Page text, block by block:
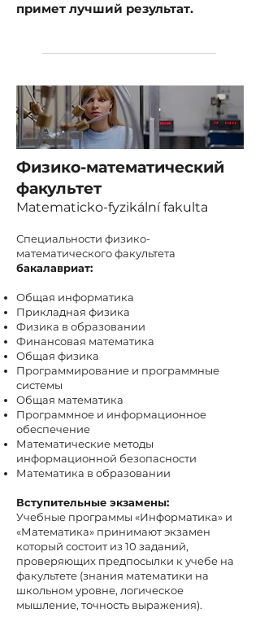
примет лучший результат.
Физико-математический
факультет
Matematicko-fyzikální fakulta
Специальности физико-
математического факультета
бакалавриат:
Общая информатика
Прикладная физика
Физика в образовании
Финансовая математика
Общая физика
Программирование и программные
системы
Общая математика
Программное и информационное
обеспечение
Математические методы
информационной безопасности
Математика в образовании
Вступительные экзамены:
Учебные программы «Информатика» и
«Математика» принимают экзамен
который состоит из 10 заданий,
проверяющих предпосылки к учебе на
факультете (знания математики на
школьном уровне, логическое
мышление, точность выражения).